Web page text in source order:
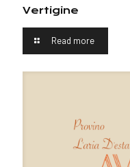
Vertigine
Read more